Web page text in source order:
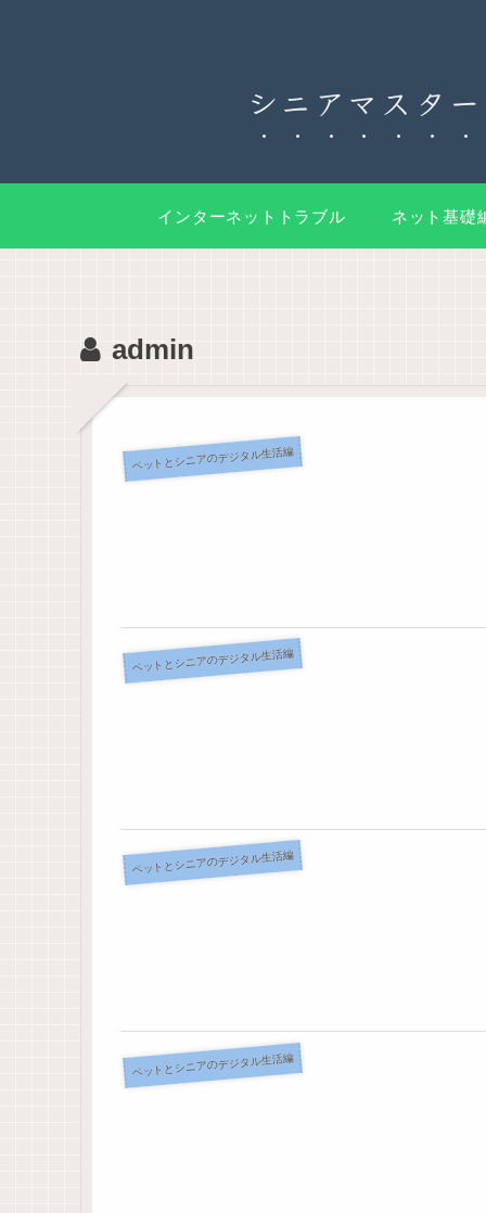
シニアマスタ
インターネットトラブル ネット基礎
admin
ペットとシニアのデジタル生活編
ペットとシニアのデジタル生活編
ペットとシニアのデジタル生活編
ペットとシニアのデジタル生活編